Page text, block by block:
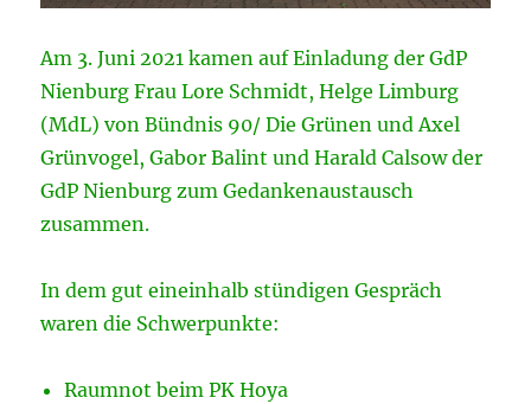
Am 3. Juni 2021 kamen auf Einladung der GdP
Nienburg Frau Lore Schmidt, Helge Limburg
(MdL) von Bündnis 90/ Die Grünen und Axel
Grünvogel, Gabor Balint und Harald Calsow der
GdP Nienburg zum Gedankenaustausch
zusammen.
In dem gut eineinhalb stündigen Gespräch
waren die Schwerpunkte:
Raumnot beim PK Hoya